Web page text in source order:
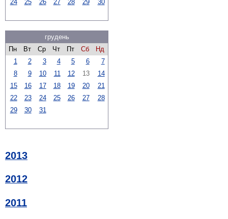
24
25 26 27 28 29 30
грудень
Пн
Вт Ср Чт Пт Сб
Нд
1
2 3 4 5 6
7
8
9 10 11 12 13
14
15
16 17 18 19 20
21
22
23 24 25 26 27
28
29
30 31
2013
2012
2011